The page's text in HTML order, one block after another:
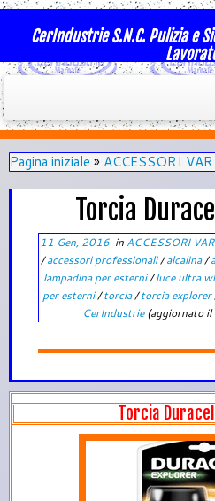
CerIndustrie S.N.C. Pulizia e
Pagina iniziale » ACCESSORI
Torcia
11 Gen, 2016in ACCESSORI
/accessori professionali/alcalina/
lampadina per esterni/luce ultra
per esterni/torcia/torcia explorer
CerIndustrie(aggiornato il
Torcia